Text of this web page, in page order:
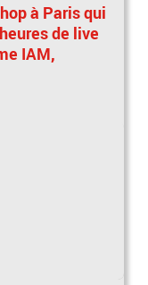
à Paris qui
de live
IAM,